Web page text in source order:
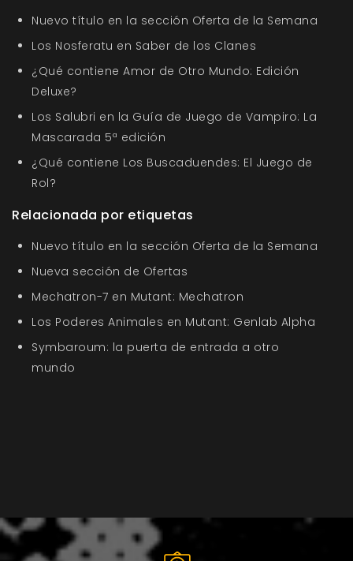
Nuevo título en la sección Oferta de la Semana
Los Nosferatu en Saber de los Clanes
¿Qué contiene Amor de Otro Mundo: Edición
Deluxe?
Los Salubri en la Guía de Juego de Vampiro: La
Mascarada 5ª edición
¿Qué contiene Los Buscaduendes: El Juego de
Rol?
Relacionada por etiquetas
Nuevo título en la sección Oferta de la Semana
Nueva sección de Ofertas
Mechatron-7 en Mutant: Mechatron
Los Poderes Animales en Mutant: Genlab Alpha
Symbaroum: la puerta de entrada a otro
mundo